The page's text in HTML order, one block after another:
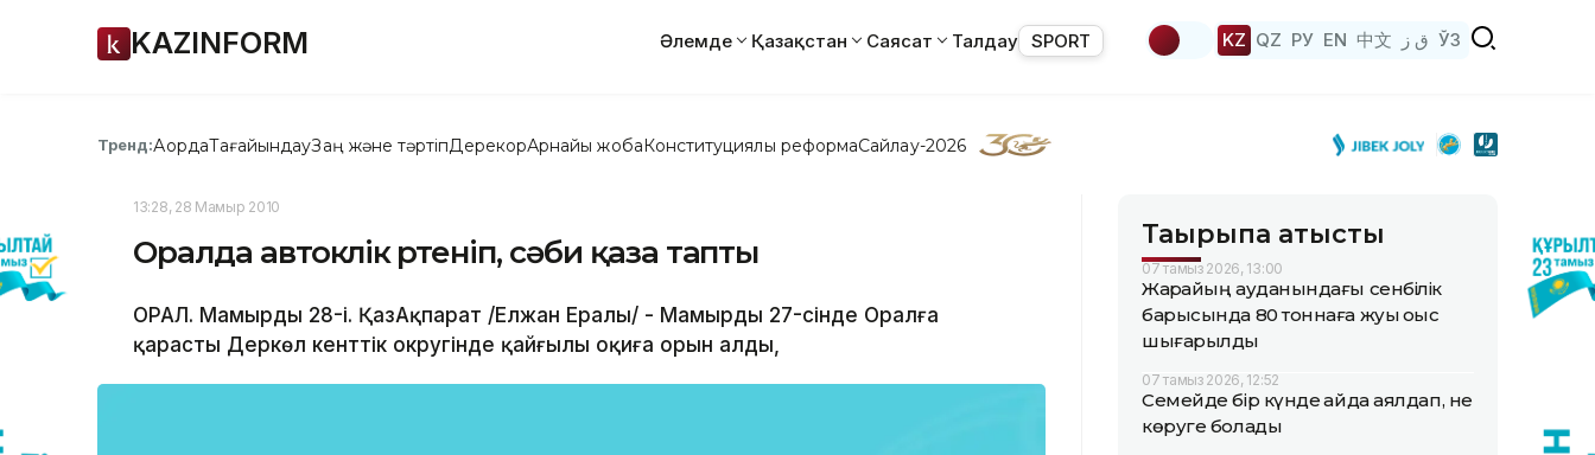
KAZINFORM Әлемде Қазақстан Саясат Талдау SPORT KZ QZ РУ EN 中文 ق ز ЎЗ
Тренд:АқордаТағайындауЗаң және тәртіпДерекқорАрнайы жобаКонституциялық реформаСайлау-2026
13:28, 28 Мамыр 2010
Оралда автокөлік өртеніп, сәби қаза тапты
ОРАЛ. Мамырдың 28-і. ҚазАқпарат /Елжан Ералы/ - Мамырдың 27-сінде Оралға
қарасты Деркөл кенттік округінде қайғылы оқиға орын алды,
Тақырыпқа қатысты
07 тамыз 2026, 13:00
Жарқайың ауданындағы сенбілік
барысында 80 тоннаға жуық қоқыс
шығарылды
07 тамыз 2026, 12:52
Семейде бір күнде қайда аялдап, не
көруге болады